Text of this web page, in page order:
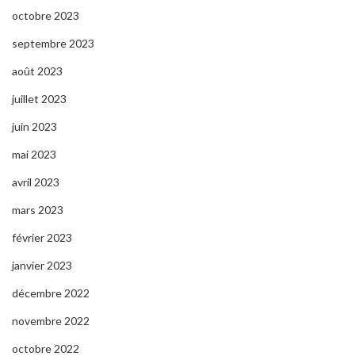
octobre 2023
septembre 2023
août 2023
juillet 2023
juin 2023
mai 2023
avril 2023
mars 2023
février 2023
janvier 2023
décembre 2022
novembre 2022
octobre 2022